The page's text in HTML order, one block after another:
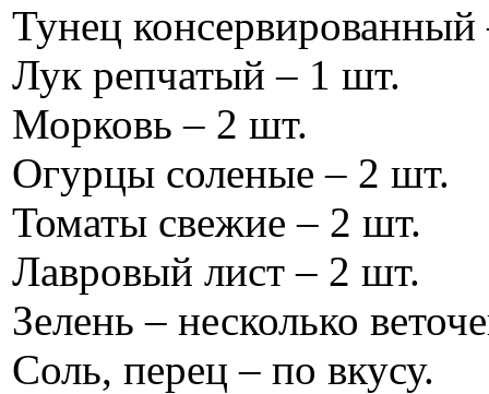
Тунец
Лук репчатый – 1 шт.
Морковь – 2 шт.
Огурцы соленые – 2 шт.
Томаты свежие – 2 шт.
Лавровый лист – 2 шт.
Зелень – несколько
Соль, перец – по вкусу.